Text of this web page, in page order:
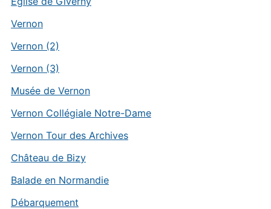
Vernon
Vernon (2)
Vernon (3)
Musée de Vernon
Vernon Collégiale Notre-Dame
Vernon Tour des Archives
Château de Bizy
Balade en Normandie
Débarquement